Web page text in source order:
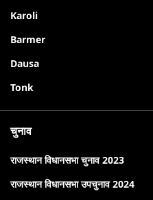
Karoli
Barmer
Dausa
Tonk
चुनाव
राजस्थान विधानसभा चुनाव 2023
राजस्थान विधानसभा उपचुनाव 2024